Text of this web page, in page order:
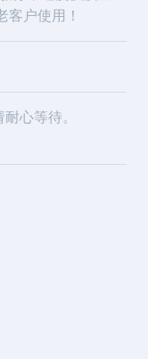
客户使用！
心等待。